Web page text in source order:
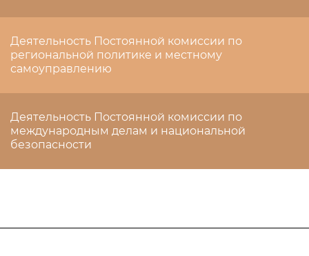
Деятельность Постоянной комиссии по
региональной политике и местному
самоуправлению
Деятельность Постоянной комиссии по
международным делам и национальной
безопасности